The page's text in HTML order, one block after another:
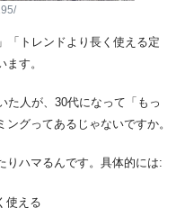
「トレンドより長く使える定
す。
た人が、30代になって「もっ
グってあるじゃないですか。
りハマるんです。具体的には:
使える